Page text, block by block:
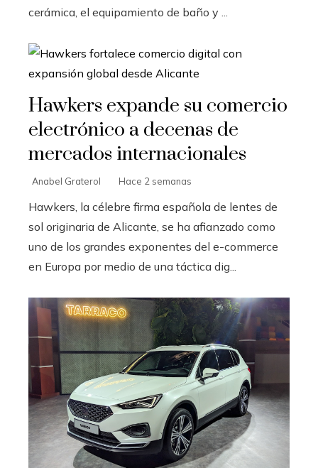
cerámica, el equipamiento de baño y ...
Hawkers expande su comercio
electrónico a decenas de
mercados internacionales
Anabel Graterol Hace 2 semanas
Hawkers, la célebre firma española de lentes de
sol originaria de Alicante, se ha afianzado como
uno de los grandes exponentes del e-commerce
en Europa por medio de una táctica dig...